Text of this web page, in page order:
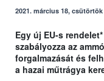
2021. március 18, csütörtök
Egy új EU-s
szabályozza az
forgalmazását és
a hazai műtrágya